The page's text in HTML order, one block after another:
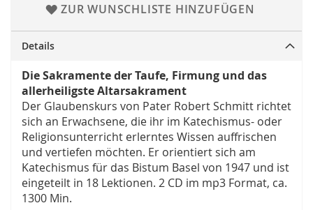
ZUR WUNSCHLISTE HINZUFÜGEN
Details
Die Sakramente der Taufe, Firmung und das
allerheiligste Altarsakrament
Der Glaubenskurs von Pater Robert Schmitt richtet
sich an Erwachsene, die ihr im Katechismus- oder
Religionsunterricht erlerntes Wissen auffrischen
und vertiefen möchten. Er orientiert sich am
Katechismus für das Bistum Basel von 1947 und ist
eingeteilt in 18 Lektionen. 2 CD im mp3 Format, ca.
1300 Min.